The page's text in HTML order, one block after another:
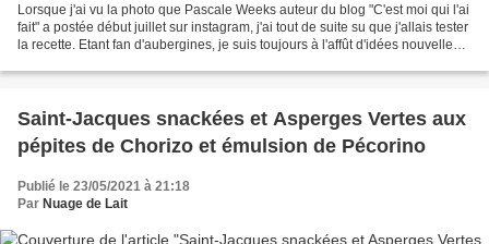
Lorsque j'ai vu la photo que Pascale Weeks auteur du blog "C'est moi qui l'ai
fait" a postée début juillet sur instagram, j'ai tout de suite su que j'allais tester
la recette. Etant fan d'aubergines, je suis toujours à l'affût d'idées nouvelles
Saint-Jacques snackées et Asperges Vertes aux
pépites de Chorizo et émulsion de Pécorino
Publié le 23/05/2021 à 21:18
Par Nuage de Lait